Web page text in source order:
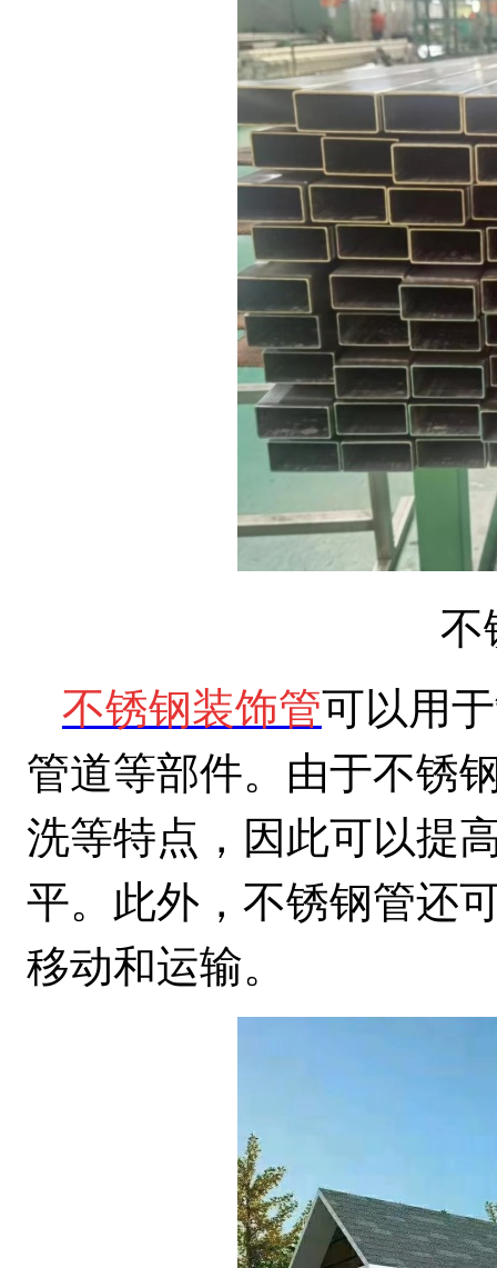
不
不锈钢装饰管可以用
管道等部件。由于不锈
洗等特点，因此可以提
平。此外，不锈钢管还
移动和运输。